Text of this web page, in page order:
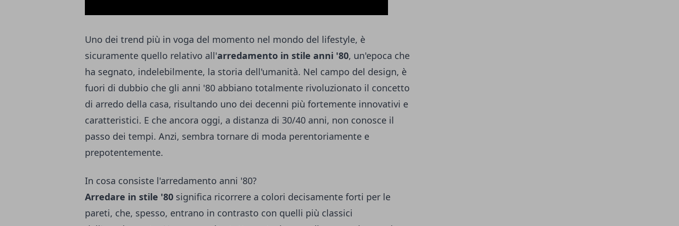
Uno dei trend più in voga del momento nel mondo del lifestyle, è
sicuramente quello relativo all'arredamento in stile anni '80, un'epoca che
ha segnato, indelebilmente, la storia dell'umanità. Nel campo del design, è
fuori di dubbio che gli anni '80 abbiano totalmente rivoluzionato il concetto
di arredo della casa, risultando uno dei decenni più fortemente innovativi e
caratteristici. E che ancora oggi, a distanza di 30/40 anni, non conosce il
passo dei tempi. Anzi, sembra tornare di moda perentoriamente e
prepotentemente.
In cosa consiste l'arredamento anni '80?
Arredare in stile '80 significa ricorrere a colori decisamente forti per le
pareti, che, spesso, entrano in contrasto con quelli più classici